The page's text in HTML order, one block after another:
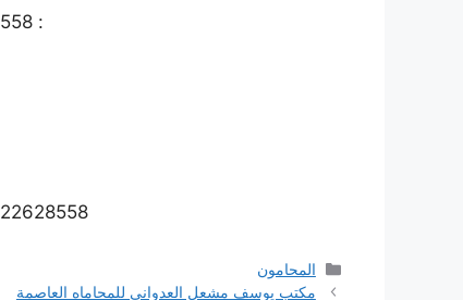
: 22628558 – 22628448
22628558 – 22621891 – 22621981
التصنيفات
المحامون
مكتب يوسف مشعل العدواني للمحاماه العاصمة